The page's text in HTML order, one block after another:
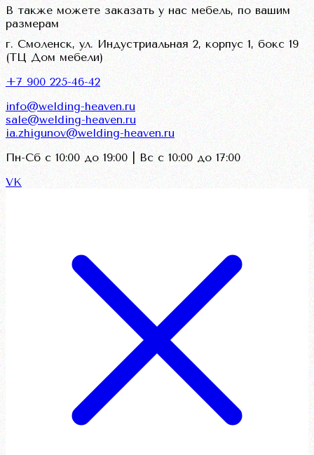
В также можете заказать у нас мебель, по вашим
размерам
г. Смоленск, ул. Индустриальная 2, корпус 1, бокс 19
(ТЦ Дом мебели)
+7 900 225-46-42
info@welding-heaven.ru
sale@welding-heaven.ru
ia.zhigunov@welding-heaven.ru
Пн-Сб с 10:00 до 19:00 | Вс с 10:00 до 17:00
VK